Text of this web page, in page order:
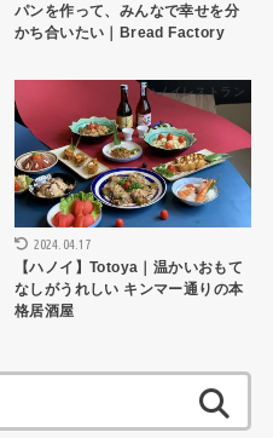
パンを作って、みんなで幸せを分
かち合いたい｜Bread Factory
ハノイレストラン
2024.04.17
【ハノイ】Totoya｜温かいおもて
なしがうれしい キンマー通りの本
格居酒屋
索: